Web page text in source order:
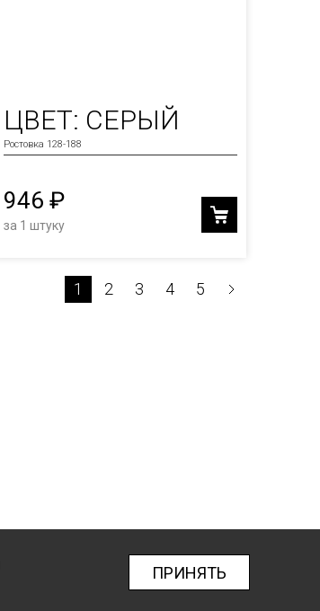
ЦВЕТ: СЕРЫЙ
Ростовка 128-188
946 ₽
за 1 штуку
1 2 3 4 5
ПРИНЯТЬ